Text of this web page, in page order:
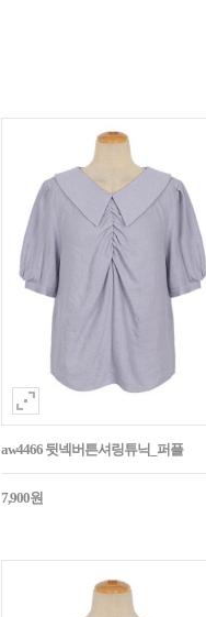
aw4466 뒷넥버튼셔링튜닉_퍼플
7,900원